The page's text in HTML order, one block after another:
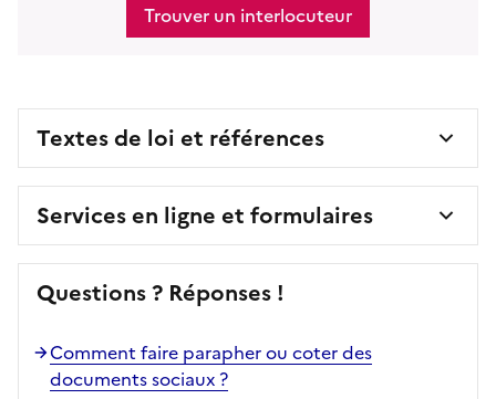
Trouver un interlocuteur
Textes de loi et références
Services en ligne et formulaires
Questions ? Réponses !
Comment faire parapher ou coter des
documents sociaux ?